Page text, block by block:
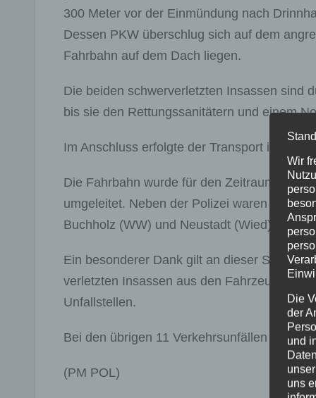
300 Meter vor der Einmündung nach
Dessen PKW überschlug sich auf dem
Fahrbahn auf dem Dach liegen.
Die beiden schwerverletzten Insassen sind
bis sie den Rettungssanitätern und einem
Im Anschluss erfolgte der Transport in
Die Fahrbahn wurde für den Zeitraum der
umgeleitet. Neben der Polizei waren
Buchholz (WW) und Neustadt (Wied) im
Ein besonderer Dank gilt an dieser Stelle
verletzten Insassen aus den
Unfallstellen.
Bei den übrigen 11 Verkehrsunfällen blieb
(PM POL)
Wir
Die
der
und
uns